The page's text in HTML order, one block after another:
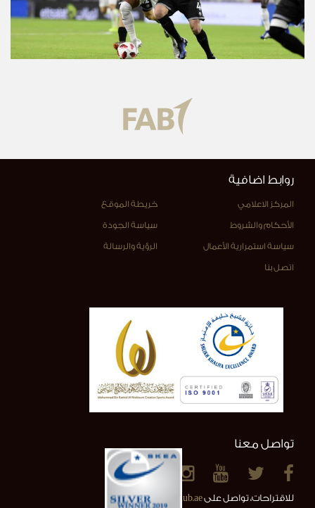
روابط اضافية
المركز الاعلامي خريطة الموقع
الأحكام والشروط سياسة الجودة
سياسة استمرارية الأعمال الرؤية والرسالة
اتصل بنا
تواصل معنا
للاقتراحات، تواصل علىinfo@alainclub.ae